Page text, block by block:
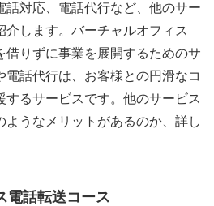
話対応、電話代行など、他のサー
介します。バーチャルオフィス
借りずに事業を展開するためのサ
電話代行は、お客様との円滑なコ
するサービスです。他のサービス
ようなメリットがあるのか、詳し
電話転送コース